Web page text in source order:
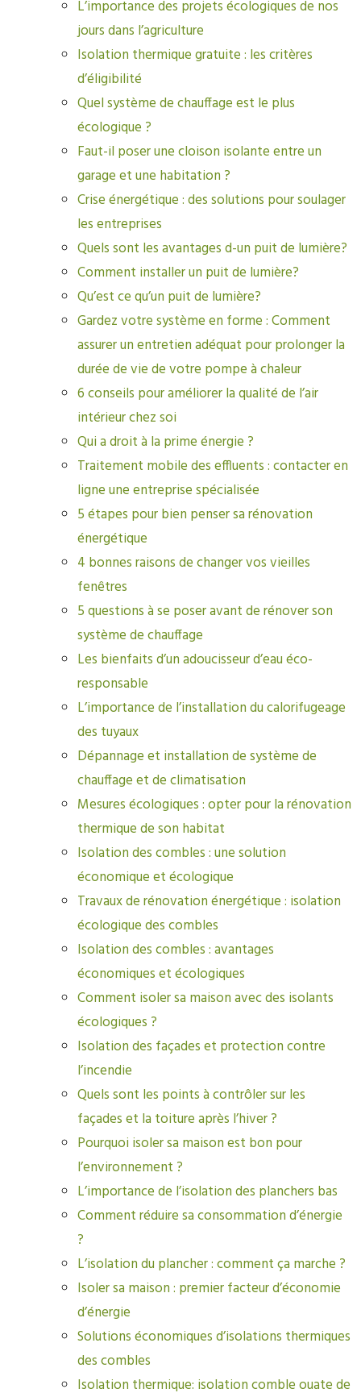
L’importance des projets écologiques de nos
jours dans l’agriculture
Isolation thermique gratuite : les critères
d’éligibilité
Quel système de chauffage est le plus
écologique ?
Faut-il poser une cloison isolante entre un
garage et une habitation ?
Crise énergétique : des solutions pour soulager
les entreprises
Quels sont les avantages d-un puit de lumière?
Comment installer un puit de lumière?
Qu’est ce qu’un puit de lumière?
Gardez votre système en forme : Comment
assurer un entretien adéquat pour prolonger la
durée de vie de votre pompe à chaleur
6 conseils pour améliorer la qualité de l’air
intérieur chez soi
Qui a droit à la prime énergie ?
Traitement mobile des effluents : contacter en
ligne une entreprise spécialisée
5 étapes pour bien penser sa rénovation
énergétique
4 bonnes raisons de changer vos vieilles
fenêtres
5 questions à se poser avant de rénover son
système de chauffage
Les bienfaits d’un adoucisseur d’eau éco-
responsable
L’importance de l’installation du calorifugeage
des tuyaux
Dépannage et installation de système de
chauffage et de climatisation
Mesures écologiques : opter pour la rénovation
thermique de son habitat
Isolation des combles : une solution
économique et écologique
Travaux de rénovation énergétique : isolation
écologique des combles
Isolation des combles : avantages
économiques et écologiques
Comment isoler sa maison avec des isolants
écologiques ?
Isolation des façades et protection contre
l’incendie
Quels sont les points à contrôler sur les
façades et la toiture après l’hiver ?
Pourquoi isoler sa maison est bon pour
l’environnement ?
L’importance de l’isolation des planchers bas
Comment réduire sa consommation d’énergie
?
L’isolation du plancher : comment ça marche ?
Isoler sa maison : premier facteur d’économie
d’énergie
Solutions économiques d’isolations thermiques
des combles
Isolation thermique: isolation comble ouate de